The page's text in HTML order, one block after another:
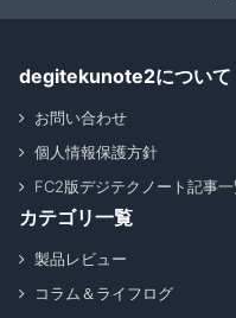
degitekunote2について
お問い合わせ
個人情報保護方針
FC2版デジテクノート記事一
カテゴリ一覧
製品レビュー
コラム＆ライフログ